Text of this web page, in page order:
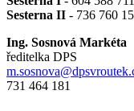
Sesterna II - 736 760
Ing. Sosnová Markéta
ředitelka DPS
731 464 181